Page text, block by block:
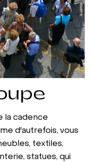
la cadence
d'autrefois, vous
textiles,
statues, qui